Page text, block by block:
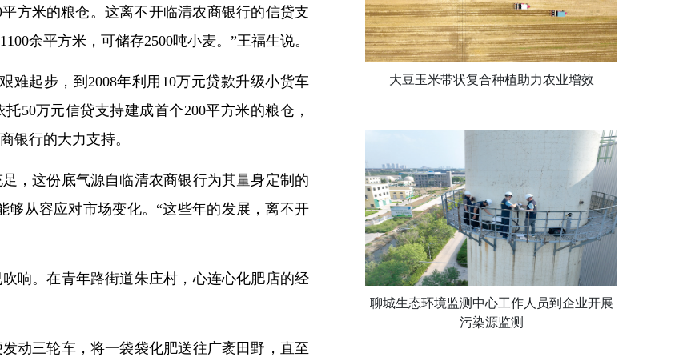
米的粮仓。这离不开临清农商银行的信贷支
余平方米，可储存2500吨小麦。”王福生说。
起步，到2008年利用10万元贷款升级小货车
50万元信贷支持建成首个200平方米的粮仓，
银行的大力支持。
这份底气源自临清农商银行为其量身定制的
够从容应对市场变化。“这些年的发展，离不开
。在青年路街道朱庄村，心连心化肥店的经
三轮车，将一袋袋化肥送往广袤田野，直至
大豆玉米带状复合种植助力农业增效
聊城生态环境监测中心工作人员到企业开展
污染源监测